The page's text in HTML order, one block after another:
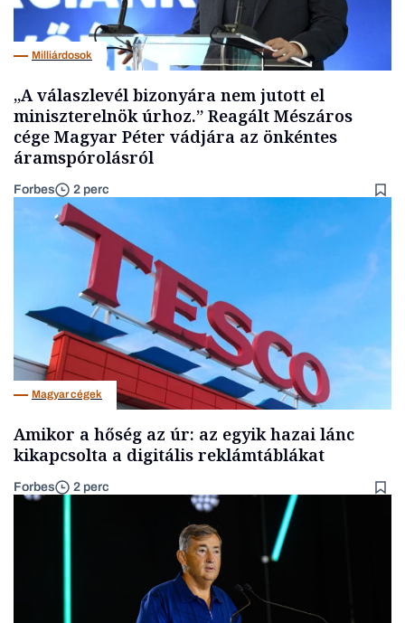
Milliárdosok
„A válaszlevél bizonyára nem jutott el
miniszterelnök úrhoz.” Reagált Mészáros
cége Magyar Péter vádjára az önkéntes
áramspórolásról
Forbes 2 perc
Magyar cégek
Amikor a hőség az úr: az egyik hazai lánc
kikapcsolta a digitális reklámtáblákat
Forbes 2 perc